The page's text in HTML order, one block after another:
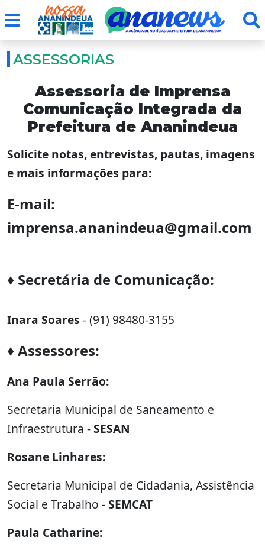
ASSESSORIAS
Assessoria de Imprensa
Comunicação Integrada da
Prefeitura de Ananindeua
Solicite notas, entrevistas, pautas, imagens
e mais informações para:
E-mail:
imprensa.ananindeua@gmail.com
♦ Secretária de Comunicação:
Inara Soares - (91) 98480-3155
♦ Assessores:
Ana Paula Serrão:
Secretaria Municipal de Saneamento e
Infraestrutura -SESAN
Rosane Linhares:
Secretaria Municipal de Cidadania, Assistência
Social e Trabalho -SEMCAT
Paula Catharine: